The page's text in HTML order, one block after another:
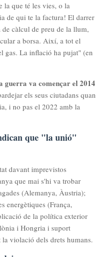
la que té les vies, o la
de qui te la factura! El darrer
de càlcul de preu de la llum,
a borsa. Així, a tot el
gas. La inflació ha pujat" (en
guerra va començar el 2014
els seus ciutadans quan
i no pas el 2022 amb la
que "la unió"
davant imprevistos
que mai s'hi va trobar
(Alemanya, Àustria);
energètiques (França,
de la política exterior
i Hongria i suport
violació dels drets humans.